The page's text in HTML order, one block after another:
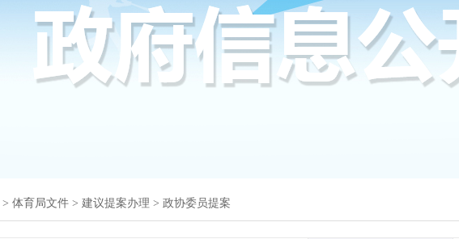
> 体育局文件 > 建议提案办理 > 政协委员提案